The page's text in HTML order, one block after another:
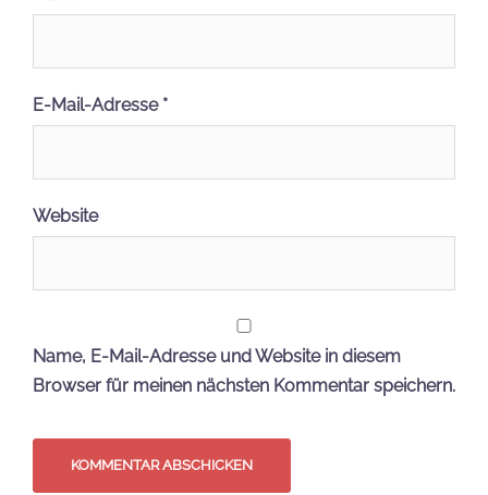
E-Mail-Adresse *
Website
Name, E-Mail-Adresse und Website in diesem
Browser für meinen nächsten Kommentar speichern.